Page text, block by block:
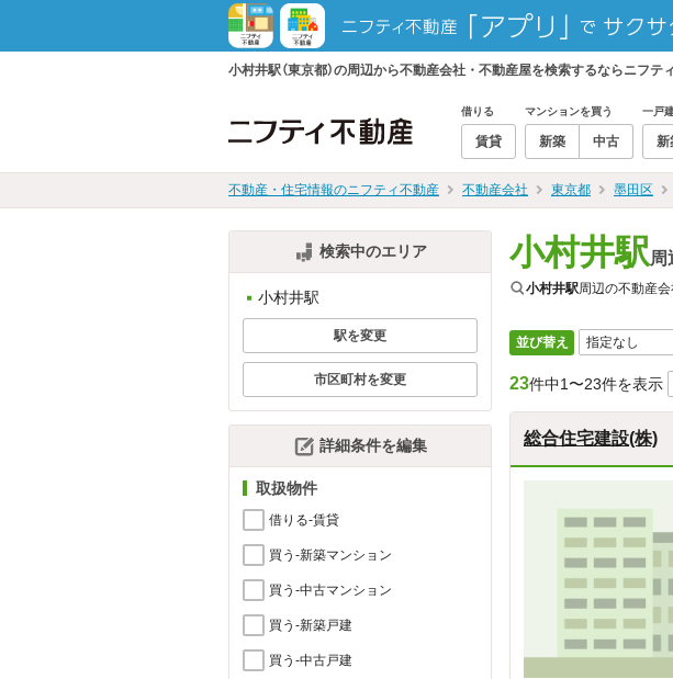
小村井駅（東京都）の周辺から不動産会社・不動産屋を検索するならニフ
借りる
賃貸
マンションを買う
新築 中古
一戸
新
不動産・住宅情報のニフティ不動産 不動産会社 東京都 墨田区
検索中のエリア
小村井駅
駅を変更
市区町村を変更
詳細条件を編集
取扱物件
借りる-賃貸
買う-新築マンション
買う-中古マンション
買う-新築戸建
買う-中古戸建
小村井駅周
小村井駅周辺の不動産
並び替え
23件中1〜23件を表示
総合住宅建設(株)